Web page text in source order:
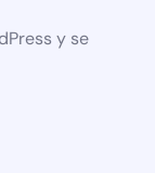
y se